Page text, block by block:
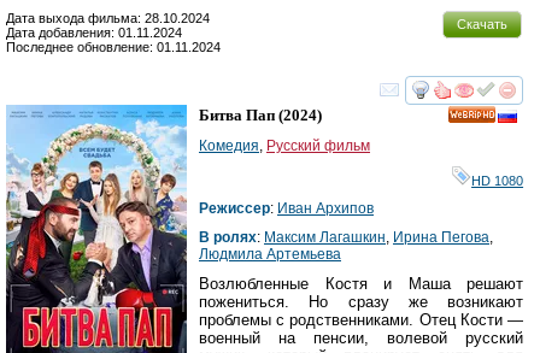
Скачать
Дата выхода фильма: 28.10.2024
Дата добавления: 01.11.2024
Последнее обновление: 01.11.2024
смотреть
Битва Пап (2024)
Комедия, Русский фильм
HD 1080
Режиссер: Иван Архипов
В ролях: Максим Лагашкин, Ирина Пегова,
Людмила Артемьева
Возлюбленные Костя и Маша решают
пожениться. Но сразу же возникают
проблемы с родственниками. Отец Кости —
военный на пенсии, волевой русский